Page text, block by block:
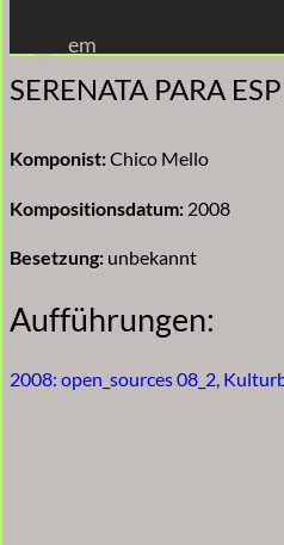
Inhalt
springen
em
SERENATA PARA
Komponist:Chico Mello
Kompositionsdatum: 2008
Besetzung: unbekannt
Aufführungen:
2008: open_sources 08_2,